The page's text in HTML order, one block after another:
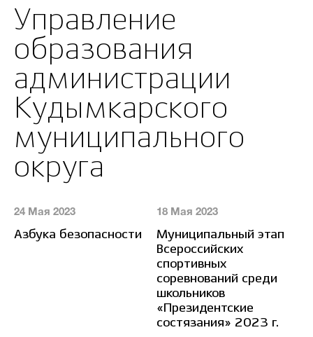
Управление
образования
администрации
Кудымкарского
муниципального
округа
24 Мая 2023
Азбука безопасности
18 Мая 2023
Муниципальный этап
Всероссийских
спортивных
соревнований среди
школьников
«Президентские
состязания» 2023 г.